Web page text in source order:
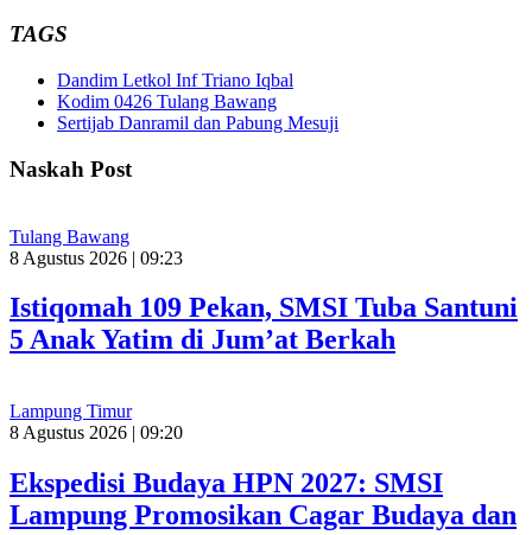
TAGS
Dandim Letkol Inf Triano Iqbal
Kodim 0426 Tulang Bawang
Sertijab Danramil dan Pabung Mesuji
Naskah Post
Tulang Bawang
8 Agustus 2026 | 09:23
Istiqomah 109 Pekan, SMSI Tuba Santuni
5 Anak Yatim di Jum’at Berkah
Lampung Timur
8 Agustus 2026 | 09:20
Ekspedisi Budaya HPN 2027: SMSI
Lampung Promosikan Cagar Budaya dan